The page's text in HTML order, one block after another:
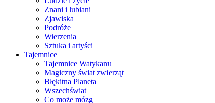
Znani i lubiani
Zjawiska
Podróże
Wierzenia
Sztuka i artyści
Tajemnice
Tajemnice Watykanu
Magiczny świat zwierząt
Błękitna Planeta
Wszechświat
Co może mózg